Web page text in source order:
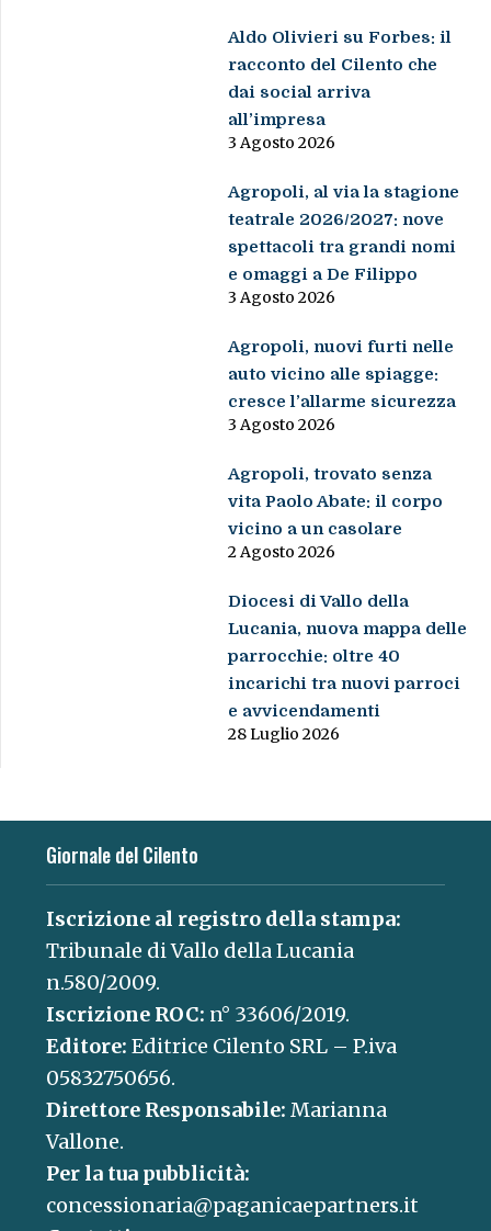
Aldo Olivieri su Forbes: il
racconto del Cilento che
dai social arriva
all’impresa
3 Agosto 2026
Agropoli, al via la stagione
teatrale 2026/2027: nove
spettacoli tra grandi nomi
e omaggi a De Filippo
3 Agosto 2026
Agropoli, nuovi furti nelle
auto vicino alle spiagge:
cresce l’allarme sicurezza
3 Agosto 2026
Agropoli, trovato senza
vita Paolo Abate: il corpo
vicino a un casolare
2 Agosto 2026
Diocesi di Vallo della
Lucania, nuova mappa delle
parrocchie: oltre 40
incarichi tra nuovi parroci
e avvicendamenti
28 Luglio 2026
Giornale del Cilento
Iscrizione al registro della stampa:
Tribunale di Vallo della Lucania
n.580/2009.
Iscrizione ROC: n° 33606/2019.
Editore: Editrice Cilento SRL – P.iva
05832750656.
Direttore Responsabile: Marianna
Vallone.
Per la tua pubblicità:
concessionaria@paganicaepartners.it